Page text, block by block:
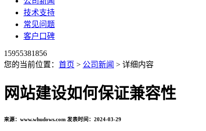
技术支持
常见问题
客户口碑
15955381856
您的当前位置： 首页 > 公司新闻 > 详细内容
网站建设如何保证兼容性
来源：www.whudows.com 发表时间：2024-03-29